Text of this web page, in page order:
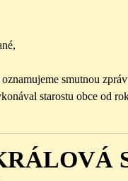
smutnou
starostu obce od